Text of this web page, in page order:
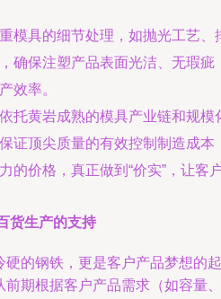
重模具的细节处理，如抛光工艺、
确保注塑产品表面光洁、无瑕疵
效率。
依托黄岩成熟的模具产业链和规模
证顶尖质量的有效控制制造成本
的价格，真正做到“价实”，让客
货生产的支持
的钢铁，更是客户产品梦想的起
期根据客户产品需求（如容量、